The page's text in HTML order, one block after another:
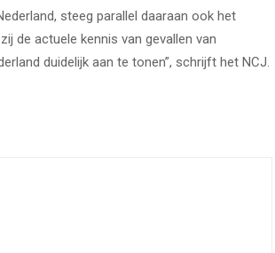
steeg parallel daaraan ook het
de actuele kennis van gevallen van
duidelijk aan te tonen”, schrijft het NCJ.